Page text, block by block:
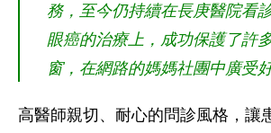
務，至今仍持續在長庚醫院看
眼癌的治療上，成功保護了許
窗，在網路的媽媽社團中廣受好
高醫師親切、耐心的問診風格，讓